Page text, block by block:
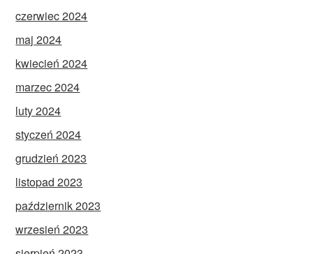
czerwiec 2024
maj 2024
kwiecień 2024
marzec 2024
luty 2024
styczeń 2024
grudzień 2023
listopad 2023
październik 2023
wrzesień 2023